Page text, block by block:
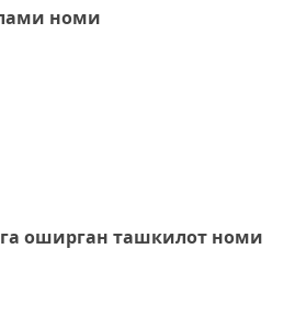
номи
оширган ташкилот номи